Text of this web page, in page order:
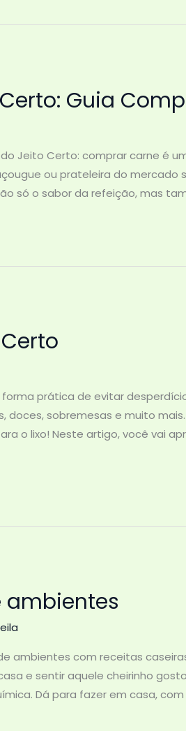
Guia
Jeito Certo: comprar carne é
ou prateleira do mercado
só o sabor da refeição, mas
prática de evitar
doces, sobremesas e muito
o lixo! Neste artigo, você vai
ambientes
ambientes com receitas
e sentir aquele cheirinho
Dá para fazer em casa,